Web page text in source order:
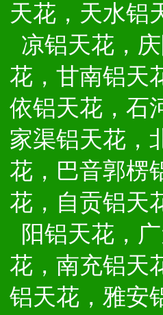
天花，天水铝
凉铝天花，
花，甘南铝天
依铝天花，石
家渠铝天花，
花，巴音郭楞
花，自贡铝天
阳铝天花，
花，南充铝天
铝天花，雅安